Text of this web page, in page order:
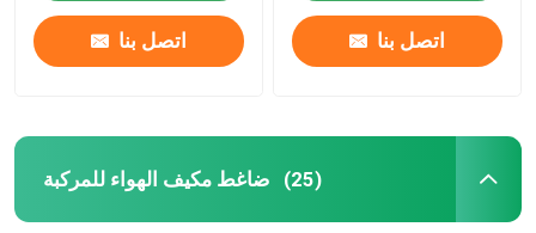
اتصل بنا اتصل بنا
ضاغط مكيف الهواء للمركبة (25)